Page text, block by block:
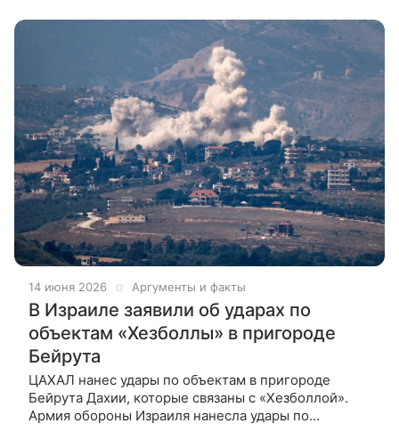
14 июня 2026 Аргументы и факты
В Израиле заявили об ударах по
объектам «Хезболлы» в пригороде
Бейрута
ЦАХАЛ нанес удары по объектам в пригороде
Бейрута Дахии, которые связаны с «Хезболлой».
Армия обороны Израиля нанесла удары по